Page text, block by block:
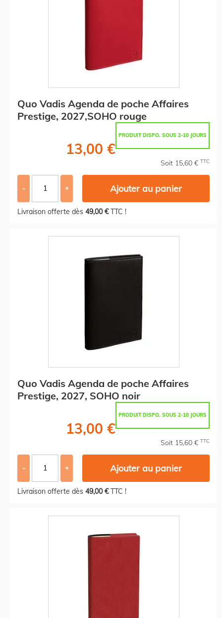
Quo Vadis Agenda de poche Affaires
Prestige, 2027,SOHO rouge
PRODUIT DISPO. SOUS 2-10 JOURS
13,00 €
Soit 15,60 € TTC
- + Ajouter au panier
Livraison offerte dès 49,00 €TTC !
Quo Vadis Agenda de poche Affaires
Prestige, 2027, SOHO noir
PRODUIT DISPO. SOUS 2-10 JOURS
13,00 €
Soit 15,60 € TTC
- + Ajouter au panier
Livraison offerte dès 49,00 €TTC !